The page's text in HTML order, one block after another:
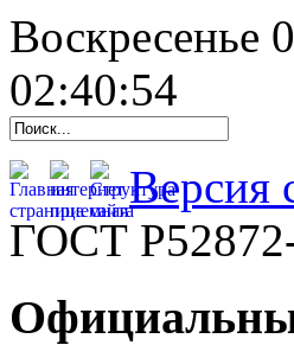
Воскресенье
02:40:55
Версия
ГОСТ